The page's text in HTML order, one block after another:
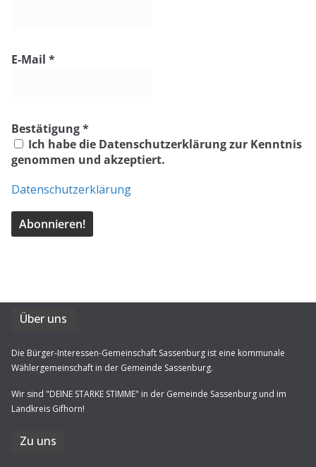
E-Mail *
Bestätigung*
Ich habe die Datenschutzerklärung zur Kenntnis
genommen und akzeptiert.
Datenschutzerklärung
Über uns
Die Bürger-Interessen-Gemeinschaft Sassenburg ist eine kommunale
Wählergemeinschaft in der Gemeinde Sassenburg.
Wir sind "DEINE STARKE STIMME" in der Gemeinde Sassenburg und im
Landkreis Gifhorn!
Zu uns